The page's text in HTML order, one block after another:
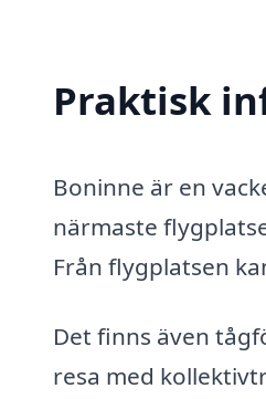
Praktisk
Boninne är en
närmaste
Från flygplatsen
Det finns även
resa med